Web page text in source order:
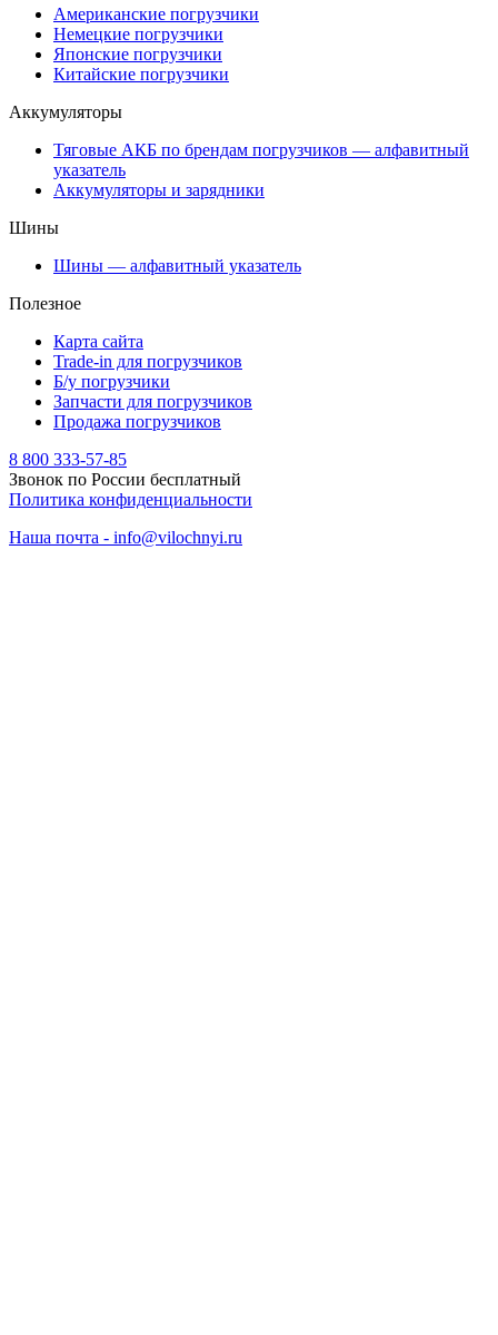
Американские погрузчики
Немецкие погрузчики
Японские погрузчики
Китайские погрузчики
Аккумуляторы
Тяговые АКБ по брендам погрузчиков — алфавитный
указатель
Аккумуляторы и зарядники
Шины
Шины — алфавитный указатель
Полезное
Карта сайта
Trade-in для погрузчиков
Б/у погрузчики
Запчасти для погрузчиков
Продажа погрузчиков
8 800 333-57-85
Звонок по России бесплатный
Политика конфиденциальности
Наша почта - info@vilochnyi.ru